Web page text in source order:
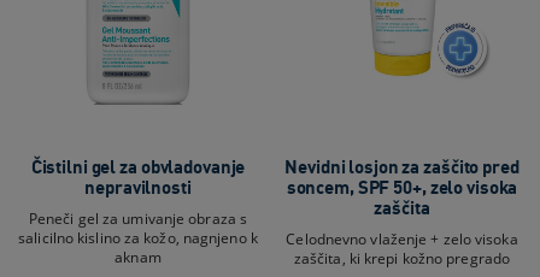
Čistilni gel za obvladovanje
nepravilnosti
Peneči gel za umivanje obraza s
salicilno kislino za kožo, nagnjeno k
aknam
Nevidni losjon za zaščito pred
soncem, SPF 50+, zelo visoka
zaščita
Celodnevno vlaženje + zelo visoka
zaščita, ki krepi kožno pregrado